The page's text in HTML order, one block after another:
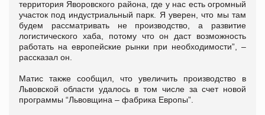
территория Яворовского района, где у нас есть огромный
участок под индустриальный парк. Я уверен, что мы там
будем рассматривать не производство, а развитие
логистического хаба, потому что он даст возможность
работать на европейские рынки при необходимости”, –
рассказал он.
Матис также сообщил, что увеличить производство в
Львовской области удалось в том числе за счет новой
программы “Львовщина – фабрика Европы”.